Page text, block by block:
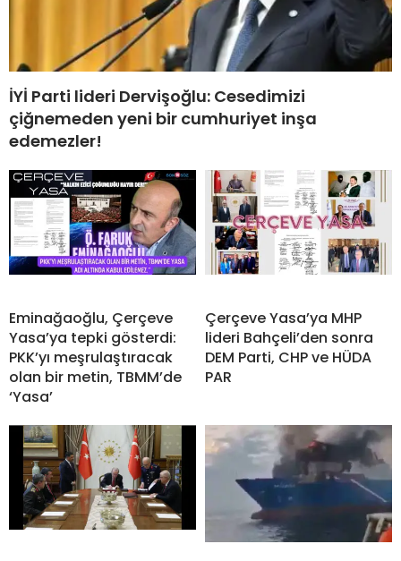
İYİ Parti lideri Dervişoğlu: Cesedimizi
çiğnemeden yeni bir cumhuriyet inşa
edemezler!
Eminağaoğlu, Çerçeve
Yasa’ya tepki gösterdi:
PKK’yı meşrulaştıracak
olan bir metin, TBMM’de
‘Yasa’
Çerçeve Yasa’ya MHP
lideri Bahçeli’den sonra
DEM Parti, CHP ve HÜDA
PAR